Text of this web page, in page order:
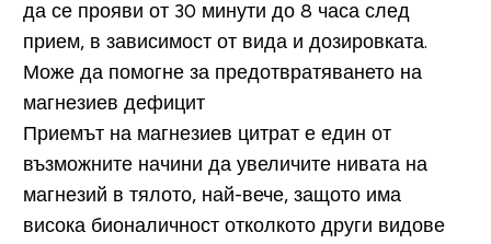
да се прояви от 30 минути до 8 часа след
прием, в зависимост от вида и дозировката.
Може да помогне за предотвратяването на
магнезиев дефицит
Приемът на магнезиев цитрат е един от
възможните начини да увеличите нивата на
магнезий в тялото, най-вече, защото има
висока бионаличност отколкото други видове